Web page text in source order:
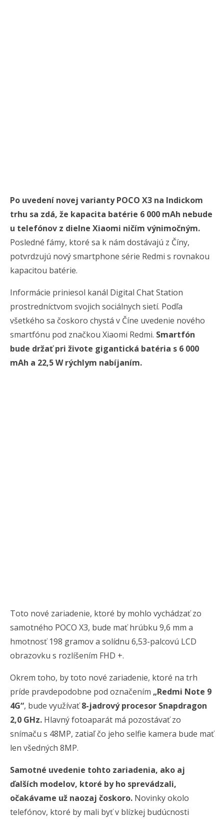
Po uvedení novej varianty POCO X3 na Indickom
trhu sa zdá, že kapacita batérie 6 000 mAh nebude
u telefónov z dielne Xiaomi ničím výnimočným.
Posledné fámy, ktoré sa k nám dostávajú z Číny,
potvrdzujú nový smartphone série Redmi s rovnakou
kapacitou batérie.
Informácie priniesol kanál Digital Chat Station
prostredníctvom svojich sociálnych sietí. Podľa
všetkého sa čoskoro chystá v Číne uvedenie nového
smartfónu pod značkou Xiaomi Redmi. Smartfón
bude držať pri živote gigantická batéria s 6 000
mAh a 22,5 W rýchlym nabíjaním.
Toto nové zariadenie, ktoré by mohlo vychádzať zo
samotného POCO X3, bude mať hrúbku 9,6 mm a
hmotnosť 198 gramov a solídnu 6,53-palcovú LCD
obrazovku s rozlíšením FHD +.
Okrem toho, by toto nové zariadenie, ktoré na trh
príde pravdepodobne pod označením „Redmi Note 9
4G“, bude využívať8-jadrový procesor Snapdragon
2,0 GHz. Hlavný fotoaparát má pozostávať zo
snímaču s 48MP, zatiaľ čo jeho selfie kamera bude mať
len všedných 8MP.
Samotné uvedenie tohto zariadenia, ako aj
ďalších modelov, ktoré by ho sprevádzali,
očakávame už naozaj čoskoro. Novinky okolo
telefónov, ktoré by mali byť v blízkej budúcnosti